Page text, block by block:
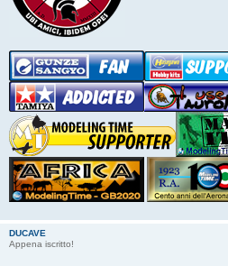
DUCAVE
Appena iscritto!